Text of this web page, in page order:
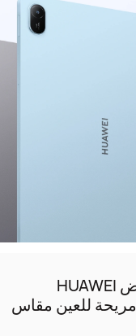
شاشة عرض HUAWEI
FullView مريحة للعين مقاس